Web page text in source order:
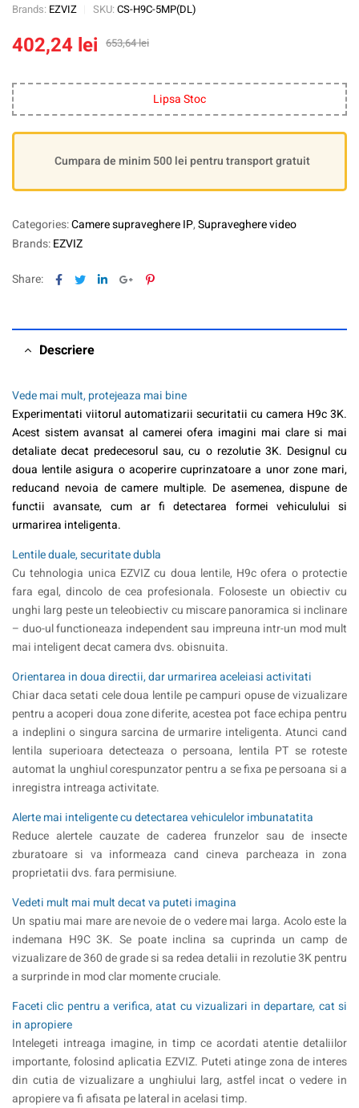
Brands: EZVIZ SKU: CS-H9C-5MP(DL)
653,64lei
402,24 lei
Lipsa Stoc
Cumpara de minim 500 lei pentru transport gratuit
Categories:Camere supraveghere IP,Supraveghere video
Brands:EZVIZ
Share: Facebook
TwitterLinkedinGoogle+Pinterest
Descriere
Vede mai mult, protejeaza mai bine
Experimentati viitorul automatizarii securitatii cu camera H9c 3K.
Acest sistem avansat al camerei ofera imagini mai clare si mai
detaliate decat predecesorul sau, cu o rezolutie 3K. Designul cu
doua lentile asigura o acoperire cuprinzatoare a unor zone mari,
reducand nevoia de camere multiple. De asemenea, dispune de
functii avansate, cum ar fi detectarea formei vehiculului si
urmarirea inteligenta.
Lentile duale, securitate dubla
Cu tehnologia unica EZVIZ cu doua lentile, H9c ofera o protectie
fara egal, dincolo de cea profesionala. Foloseste un obiectiv cu
unghi larg peste un teleobiectiv cu miscare panoramica si inclinare
– duo-ul functioneaza independent sau impreuna intr-un mod mult
mai inteligent decat camera dvs. obisnuita.
Orientarea in doua directii, dar urmarirea aceleiasi activitati
Chiar daca setati cele doua lentile pe campuri opuse de vizualizare
pentru a acoperi doua zone diferite, acestea pot face echipa pentru
a indeplini o singura sarcina de urmarire inteligenta. Atunci cand
lentila superioara detecteaza o persoana, lentila PT se roteste
automat la unghiul corespunzator pentru a se fixa pe persoana si a
inregistra intreaga activitate.
Alerte mai inteligente cu detectarea vehiculelor imbunatatita
Reduce alertele cauzate de caderea frunzelor sau de insecte
zburatoare si va informeaza cand cineva parcheaza in zona
proprietatii dvs. fara permisiune.
Vedeti mult mai mult decat va puteti imagina
Un spatiu mai mare are nevoie de o vedere mai larga. Acolo este la
indemana H9C 3K. Se poate inclina sa cuprinda un camp de
vizualizare de 360 de grade si sa redea detalii in rezolutie 3K pentru
a surprinde in mod clar momente cruciale.
Faceti clic pentru a verifica, atat cu vizualizari in departare, cat si
in apropiere
Intelegeti intreaga imagine, in timp ce acordati atentie detaliilor
importante, folosind aplicatia EZVIZ. Puteti atinge zona de interes
din cutia de vizualizare a unghiului larg, astfel incat o vedere in
apropiere va fi afisata pe lateral in acelasi timp.